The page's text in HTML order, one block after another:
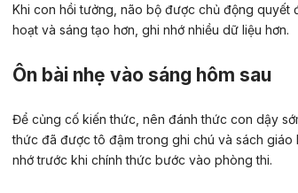
Khi con hồi tưởng, não bộ được chủ động quyết
hoạt và sáng tạo hơn, ghi nhớ nhiều dữ liệu hơn.
Ôn bài nhẹ vào sáng hôm sau
Để củng cố kiến thức, nên đánh thức con dậy
thức đã được tô đậm trong ghi chú và sách
nhớ trước khi chính thức bước vào phòng thi.